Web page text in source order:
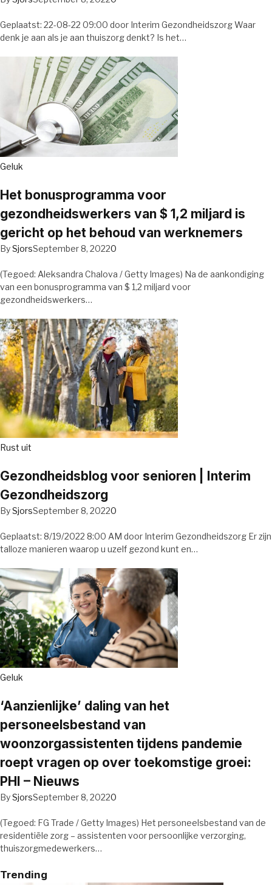
Geplaatst: 22-08-22 09:00 door Interim Gezondheidszorg Waar
denk je aan als je aan thuiszorg denkt? Is het…
Geluk
Het bonusprogramma voor
gezondheidswerkers van $ 1,2 miljard is
gericht op het behoud van werknemers
BySjorsSeptember 8, 20220
(Tegoed: Aleksandra Chalova / Getty Images) Na de aankondiging
van een bonusprogramma van $ 1,2 miljard voor
gezondheidswerkers…
Rust uit
Gezondheidsblog voor senioren | Interim
Gezondheidszorg
BySjorsSeptember 8, 20220
Geplaatst: 8/19/2022 8:00 AM door Interim Gezondheidszorg Er zijn
talloze manieren waarop u uzelf gezond kunt en…
Geluk
‘Aanzienlijke’ daling van het
personeelsbestand van
woonzorgassistenten tijdens pandemie
roept vragen op over toekomstige groei:
PHI – Nieuws
BySjorsSeptember 8, 20220
(Tegoed: FG Trade / Getty Images) Het personeelsbestand van de
residentiële zorg – assistenten voor persoonlijke verzorging,
thuiszorgmedewerkers…
Trending